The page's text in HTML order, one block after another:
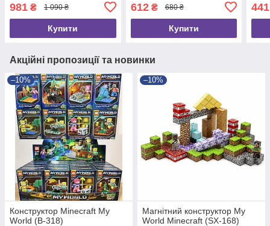
981 ₴ 1 090 ₴
Купити
612₴ 680 ₴
Купити
441
Акційні пропозиції та новинки
–10%
Конструктор Minecraft My
World (B-318)
–10%
Магнітний конструктор My
World Minecraft (SX-168)